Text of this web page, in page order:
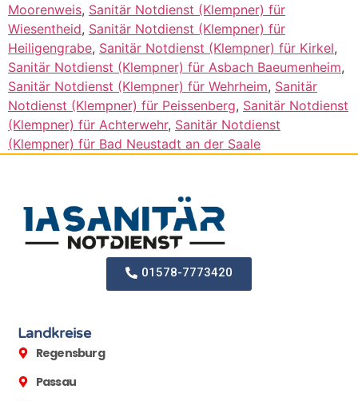
Moorenweis, Sanitär Notdienst (Klempner) für
Wiesentheid, Sanitär Notdienst (Klempner) für
Heiligengrabe, Sanitär Notdienst (Klempner) für Kirkel,
Sanitär Notdienst (Klempner) für Asbach Baeumenheim,
Sanitär Notdienst (Klempner) für Wehrheim, Sanitär
Notdienst (Klempner) für Peissenberg, Sanitär Notdienst
(Klempner) für Achterwehr, Sanitär Notdienst
(Klempner) für Bad Neustadt an der Saale
01578-7773420
Landkreise
Regensburg
Passau